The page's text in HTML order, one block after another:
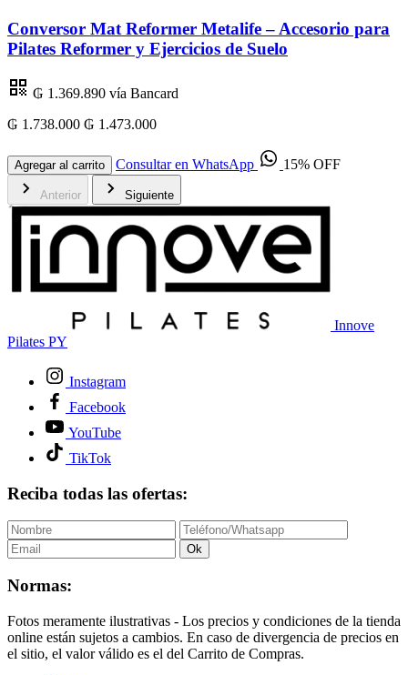
Conversor Mat Reformer Metalife – Accesorio para
Pilates Reformer y Ejercicios de Suelo
₲ 1.369.890 vía Bancard
₲ 1.738.000 ₲ 1.473.000
Agregar al carrito Consultar en WhatsApp 15% OFF
Anterior Siguiente
Innove
Pilates PY
Instagram
Facebook
YouTube
TikTok
Reciba todas las ofertas:
Ok
Normas:
Fotos meramente ilustrativas - Los precios y condiciones de la tienda
online están sujetos a cambios. En caso de divergencia de precios en
el sitio, el valor válido es el del Carrito de Compras.